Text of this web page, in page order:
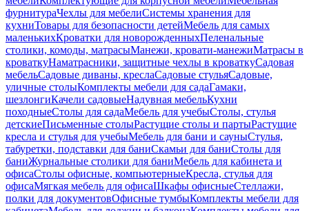
фурнитураЧехлы для мебелиСистемы хранения для
кухниТовары для безопасности детейМебель для самых
маленькихКроватки для новорожденныхПеленальные
столики, комоды, матрасыМанежи, кровати-манежиМатрасы в
кроваткуНаматрасники, защитные чехлы в кроваткуСадовая
мебельСадовые диваны, креслаСадовые стульяСадовые,
уличные столыКомплекты мебели для садаГамаки,
шезлонгиКачели садовыеНадувная мебельКухни
походныеСтолы для садаМебель для учебыСтолы, стулья
детскиеПисьменные столыРастущие столы и партыРастущие
кресла и стулья для учебыМебель для бани и сауныСтулья,
табуретки, подставки для баниСкамьи для баниСтолы для
баниЖурнальные столики для баниМебель для кабинета и
офисаСтолы офисные, компьютерныеКресла, стулья для
офисаМягкая мебель для офисаШкафы офисныеСтеллажи,
полки для документовОфисные тумбыКомплекты мебели для